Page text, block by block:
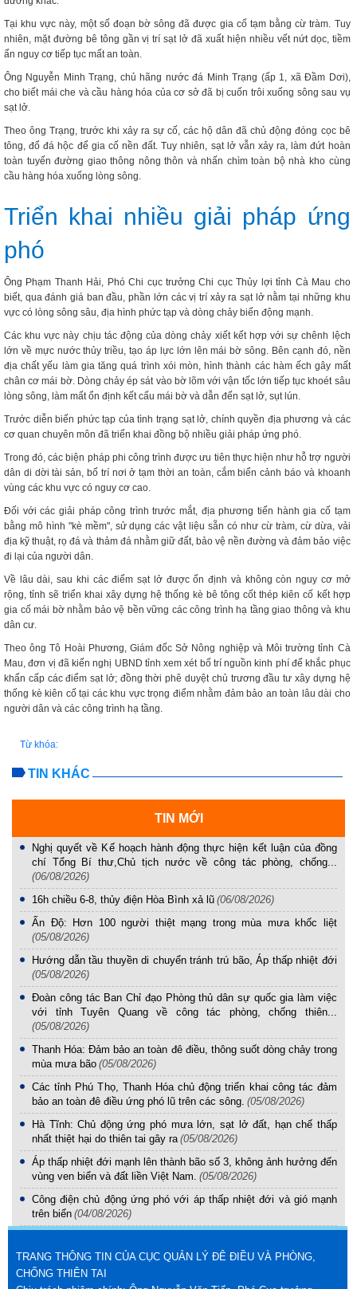
Tại khu vực này, một số đoạn bờ sông đã được gia cố tạm bằng cừ tràm. Tuy
nhiên, mặt đường bê tông gần vị trí sạt lở đã xuất hiện nhiều vết nứt dọc, tiềm
ẩn nguy cơ tiếp tục mất an toàn.
Ông Nguyễn Minh Trạng, chủ hãng nước đá Minh Trạng (ấp 1, xã Đầm Dơi),
cho biết mái che và cầu hàng hóa của cơ sở đã bị cuốn trôi xuống sông sau vụ
sạt lở.
Theo ông Trạng, trước khi xảy ra sự cố, các hộ dân đã chủ động đóng cọc bê
tông, đổ đá hộc để gia cố nền đất. Tuy nhiên, sạt lở vẫn xảy ra, làm đứt hoàn
toàn tuyến đường giao thông nông thôn và nhấn chìm toàn bộ nhà kho cùng
cầu hàng hóa xuống lòng sông.
Triển khai nhiều giải pháp ứng
phó
Ông Phạm Thanh Hải, Phó Chi cục trưởng Chi cục Thủy lợi tỉnh Cà Mau cho
biết, qua đánh giá ban đầu, phần lớn các vị trí xảy ra sạt lở nằm tại những khu
vực có lòng sông sâu, địa hình phức tạp và dòng chảy biến động mạnh.
Các khu vực này chịu tác động của dòng chảy xiết kết hợp với sự chênh lệch
lớn về mực nước thủy triều, tạo áp lực lớn lên mái bờ sông. Bên cạnh đó, nền
địa chất yếu làm gia tăng quá trình xói mòn, hình thành các hàm ếch gây mất
chân cơ mái bờ. Dòng chảy ép sát vào bờ lõm với vận tốc lớn tiếp tục khoét sâu
lòng sông, làm mất ổn định kết cấu mái bờ và dẫn đến sạt lở, sụt lún.
Trước diễn biến phức tạp của tình trạng sạt lở, chính quyền địa phương và các
cơ quan chuyên môn đã triển khai đồng bộ nhiều giải pháp ứng phó.
Trong đó, các biện pháp phi công trình được ưu tiên thực hiện như hỗ trợ người
dân di dời tài sản, bố trí nơi ở tạm thời an toàn, cắm biển cảnh báo và khoanh
vùng các khu vực có nguy cơ cao.
Đối với các giải pháp công trình trước mắt, địa phương tiến hành gia cố tạm
bằng mô hình "kè mềm", sử dụng các vật liệu sẵn có như cừ tràm, cừ dừa, vải
địa kỹ thuật, rọ đá và thảm đá nhằm giữ đất, bảo vệ nền đường và đảm bảo việc
đi lại của người dân.
Về lâu dài, sau khi các điểm sạt lở được ổn định và không còn nguy cơ mở
rộng, tỉnh sẽ triển khai xây dựng hệ thống kè bê tông cốt thép kiên cố kết hợp
gia cố mái bờ nhằm bảo vệ bền vững các công trình hạ tầng giao thông và khu
dân cư.
Theo ông Tô Hoài Phương, Giám đốc Sở Nông nghiệp và Môi trường tỉnh Cà
Mau, đơn vị đã kiến nghị UBND tỉnh xem xét bố trí nguồn kinh phí để khắc phục
khẩn cấp các điểm sạt lở; đồng thời phê duyệt chủ trương đầu tư xây dựng hệ
thống kè kiên cố tại các khu vực trọng điểm nhằm đảm bảo an toàn lâu dài cho
người dân và các công trình hạ tầng.
Từ khóa:
TIN KHÁC
TIN MỚI
Nghị quyết về Kế hoạch hành động thực hiện kết luận của đồng
chí Tổng Bí thư,Chủ tịch nước về công tác phòng, chống...
(06/08/2026)
16h chiều 6-8, thủy điện Hòa Bình xả lũ (06/08/2026)
Ấn Độ: Hơn 100 người thiệt mạng trong mùa mưa khốc liệt
(05/08/2026)
Hướng dẫn tầu thuyền di chuyển tránh trú bão, Áp thấp nhiệt đới
(05/08/2026)
Đoàn công tác Ban Chỉ đạo Phòng thủ dân sự quốc gia làm việc
với tỉnh Tuyên Quang về công tác phòng, chống thiên...
(05/08/2026)
Thanh Hóa: Đảm bảo an toàn đê điều, thông suốt dòng chảy trong
mùa mưa bão (05/08/2026)
Các tỉnh Phú Thọ, Thanh Hóa chủ động triển khai công tác đảm
bảo an toàn đê điều ứng phó lũ trên các sông. (05/08/2026)
Hà Tĩnh: Chủ động ứng phó mưa lớn, sạt lở đất, hạn chế thấp
nhất thiệt hại do thiên tai gây ra (05/08/2026)
Áp thấp nhiệt đới mạnh lên thành bão số 3, không ảnh hưởng đến
vùng ven biển và đất liền Việt Nam. (05/08/2026)
Công điện chủ động ứng phó với áp thấp nhiệt đới và gió mạnh
trên biển (04/08/2026)
TRANG THÔNG TIN CỦA CỤC QUẢN LÝ ĐÊ ĐIỀU VÀ PHÒNG,
CHỐNG THIÊN TAI